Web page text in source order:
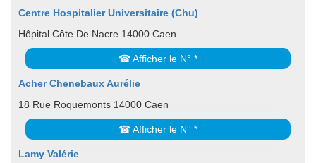
Centre Hospitalier Universitaire (Chu)
Hôpital Côte De Nacre 14000 Caen
☎ Afficher le N° *
Acher Chenebaux Aurélie
18 Rue Roquemonts 14000 Caen
☎ Afficher le N° *
Lamy Valérie